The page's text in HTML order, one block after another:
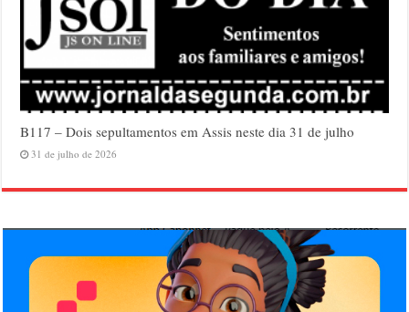
B117 – Dois sepultamentos em Assis neste dia 31 de julho
31 de julho de 2026